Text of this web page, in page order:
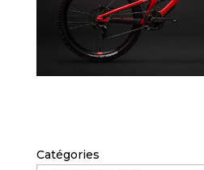
Catégories